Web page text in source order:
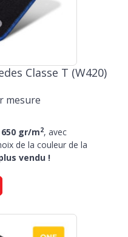
Classe T (W420)
mesure
gr/m2, avec
de la couleur de la
vendu !